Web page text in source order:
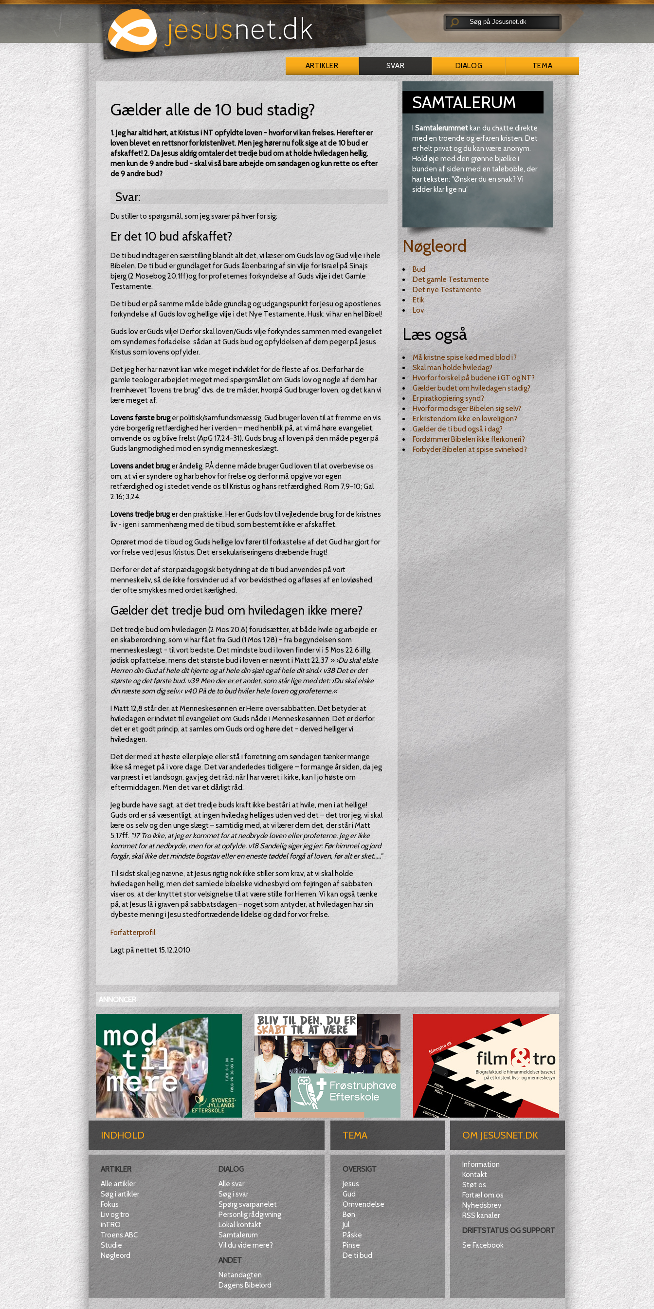
ARTIKLER SVAR DIALOG TEMA
Gælder alle de 10 bud stadig?
1. Jeg har altid hørt, at Kristus i NT opfyldte loven - hvorfor vi kan frelses. Herefter er
loven blevet en rettsnor for kristenlivet. Men jeg hører nu folk sige at de 10 bud er
afskaffet! 2. Da Jesus aldrig omtaler det tredje bud om at holde hviledagen hellig,
men kun de 9 andre bud - skal vi så bare arbejde om søndagen og kun rette os efter
de 9 andre bud?
Svar:
Du stiller to spørgsmål, som jeg svarer på hver for sig:
Er det 10 bud afskaffet?
De ti bud indtager en særstilling blandt alt det, vi læser om Guds lov og Gud vilje i hele
Bibelen. De ti bud er grundlaget for Guds åbenbaring af sin vilje for Israel på Sinajs
bjerg (2 Mosebog 20,1ff)og for profeternes forkyndelse af Guds vilje i det Gamle
Testamente.
De ti bud er på samme måde både grundlag og udgangspunkt for Jesu og apostlenes
forkyndelse af Guds lov og hellige vilje i det Nye Testamente. Husk: vi har en hel Bibel!
Guds lov er Guds vilje! Derfor skal loven/Guds vilje forkyndes sammen med evangeliet
om syndernes forladelse, sådan at Guds bud og opfyldelsen af dem peger på Jesus
Kristus som lovens opfylder.
Det jeg her har nævnt kan virke meget indviklet for de fleste af os. Derfor har de
gamle teologer arbejdet meget med spørgsmålet om Guds lov og nogle af dem har
fremhævet "lovens tre brug" dvs. de tre måder, hvorpå Gud bruger loven, og det kan vi
lære meget af.
Lovens første bruger politisk/samfundsmæssig. Gud bruger loven til at fremme en vis
ydre borgerlig retfærdighed her i verden – med henblik på, at vi må høre evangeliet,
omvende os og blive frelst (ApG 17,24-31). Guds brug af loven på den måde peger på
Guds langmodighed mod en syndig menneskeslægt.
Lovens andet bruger åndelig. PÅ denne måde bruger Gud loven til at overbevise os
om, at vi er syndere og har behov for frelse og derfor må opgive vor egen
retfærdighed og i stedet vende os til Kristus og hans retfærdighed. Rom 7,9-10; Gal
2,16; 3,24.
Lovens tredje bruger den praktiske. Her er Guds lov til vejledende brug for de kristnes
liv - igen i sammenhæng med de ti bud, som bestemt ikke er afskaffet.
Oprøret mod de ti bud og Guds hellige lov fører til forkastelse af det Gud har gjort for
vor frelse ved Jesus Kristus. Det er sekulariseringens dræbende frugt!
Derfor er det af stor pædagogisk betydning at de ti bud anvendes på vort
menneskeliv, så de ikke forsvinder ud af vor bevidsthed og afløses af en lovløshed,
der ofte smykkes med ordet kærlighed.
Gælder det tredje bud om hviledagen ikke mere?
Det tredje bud om hviledagen (2 Mos 20,8) forudsætter, at både hvile og arbejde er
en skaberordning, som vi har fået fra Gud (1 Mos 1,28) - fra begyndelsen som
menneskeslægt - til vort bedste. Det mindste bud i loven finder vi i 5 Mos 22.6 iflg.
jødisk opfattelse, mens det største bud i loven er nævnt i Matt 22,37 » ›Du skal elske
Herren din Gud af hele dit hjerte og af hele din sjæl og af hele dit sind.‹ v38 Det er det
største og det første bud. v39 Men der er et andet, som står lige med det: ›Du skal elske
din næste som dig selv.‹ v40 På de to bud hviler hele loven og profeterne.«
I Matt 12,8 står der, at Menneskesønnen er Herre over sabbatten. Det betyder at
hviledagen er indviet til evangeliet om Guds nåde i Menneskesønnen. Det er derfor,
det er et godt princip, at samles om Guds ord og høre det - derved helliger vi
hviledagen.
Det der med at høste eller pløje eller stå i forretning om søndagen tænker mange
ikke så meget på i vore dage. Det var anderledes tidligere – for mange år siden, da jeg
var præst i et landsogn, gav jeg det råd: når I har været i kirke, kan I jo høste om
eftermiddagen. Men det var et dårligt råd.
Jeg burde have sagt, at det tredje buds kraft ikke består i at hvile, men i at hellige!
Guds ord er så væsentligt, at ingen hviledag helliges uden ved det – det tror jeg, vi skal
lære os selv og den unge slægt – samtidig med, at vi lærer dem det, der står i Matt
5,17ff. ”17 Tro ikke, at jeg er kommet for at nedbryde loven eller profeterne. Jeg er ikke
kommet for at nedbryde, men for at opfylde. v18 Sandelig siger jeg jer: Før himmel og jord
forgår, skal ikke det mindste bogstav eller en eneste tøddel forgå af loven, før alt er sket.....”
Til sidst skal jeg nævne, at Jesus rigtig nok ikke stiller som krav, at vi skal holde
hviledagen hellig, men det samlede bibelske vidnesbyrd om fejringen af sabbaten
viser os, at der knyttet stor velsignelse til at være stille for Herren. Vi kan også tænke
på, at Jesus lå i graven på sabbatsdagen – noget som antyder, at hviledagen har sin
dybeste mening i Jesu stedfortrædende lidelse og død for vor frelse.
Forfatterprofil
Lagt på nettet 15.12.2010
SAMTALERUM
I Samtalerummetkan du chatte direkte
med en troende og erfaren kristen. Det
er helt privat og du kan være anonym.
Hold øje med den grønne bjælke i
bunden af siden med en taleboble, der
har teksten: "Ønsker du en snak? Vi
sidder klar lige nu"
Nøgleord
Bud
Det gamle Testamente
Det nye Testamente
Etik
Lov
Læs også
Må kristne spise kød med blod i?
Skal man holde hviledag?
Hvorfor forskel på budene i GT og NT?
Gælder budet om hviledagen stadig?
Er piratkopiering synd?
Hvorfor modsiger Bibelen sig selv?
Er kristendom ikke en lovreligion?
Gælder de ti bud også i dag?
Fordømmer Bibelen ikke flerkoneri?
Forbyder Bibelen at spise svinekød?
ANNONCER
INDHOLD
ARTIKLER
Alle artikler
Søg i artikler
Fokus
Liv og tro
inTRO
Troens ABC
Studie
Nøgleord
DIALOG
Alle svar
Søg i svar
Spørg svarpanelet
Personlig rådgivning
Lokal kontakt
Samtalerum
Vil du vide mere?
ANDET
Netandagten
Dagens Bibelord
TEMA
OVERSIGT
Jesus
Gud
Omvendelse
Bøn
Jul
Påske
Pinse
De ti bud
OM JESUSNET.DK
Information
Kontakt
Støt os
Fortæl om os
Nyhedsbrev
RSS kanaler
DRIFTSTATUS OG SUPPORT
Se Facebook